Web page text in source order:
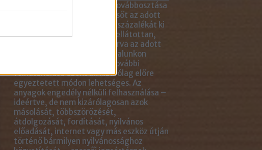
Az anyagok linkkel történő továbbosztása
természetesen lehetséges, sőt az adott
blogcikkben lévő tartalom 5 százalékát ki
is másolhatod idézőjelekkel ellátottan,
közvetlenül mellé- vagy aláírva az adott
blogbejegyzés linkjét. Az oldalunkon
található anyagok minden további
felhasználása azonban kizárólag előre
egyeztetett módon lehetséges. Az
anyagok engedély nélküli felhasználása –
ideértve, de nem kizárólagosan azok
másolását, többszörözését,
átdolgozását, fordítását, nyilvános
előadását, internet vagy más eszköz útján
történő bármilyen nyilvánossághoz